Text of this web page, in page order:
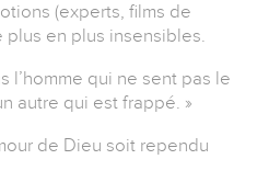
(experts, films de
en plus insensibles.
l’homme qui ne sent pas le
autre qui est frappé. »
de Dieu soit rependu